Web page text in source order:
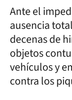
Ante el
ausencia
decenas de
objetos
vehículos y
contra los